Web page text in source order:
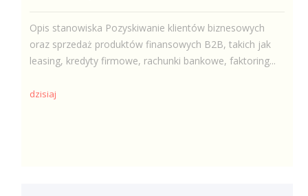
Opis stanowiska Pozyskiwanie klientów biznesowych
oraz sprzedaż produktów finansowych B2B, takich jak
leasing, kredyty firmowe, rachunki bankowe, faktoring...
dzisiaj